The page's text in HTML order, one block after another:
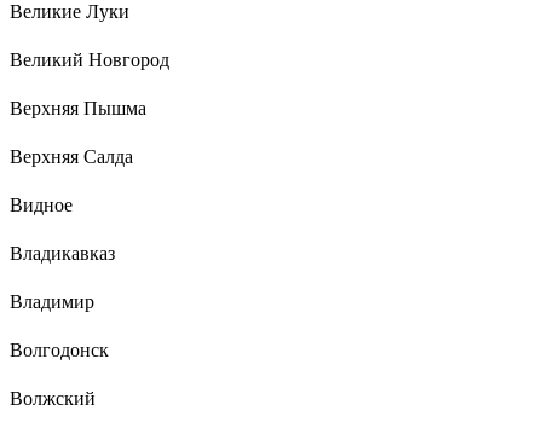
Великие Луки
Великий Новгород
Верхняя Пышма
Верхняя Салда
Видное
Владикавказ
Владимир
Волгодонск
Волжский